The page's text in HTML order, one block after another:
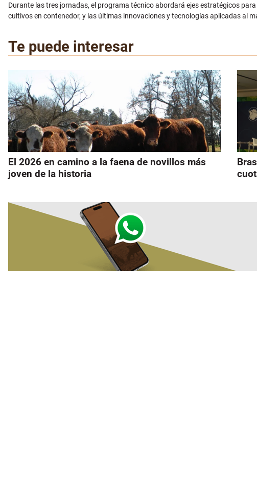
Durante las tres jornadas, el programa técnico abordará ejes estratégicos
cultivos en contenedor, y las últimas innovaciones y tecnologías aplicadas al
Te puede interesar
El 2026 en camino a la faena de novillos más
joven de la historia